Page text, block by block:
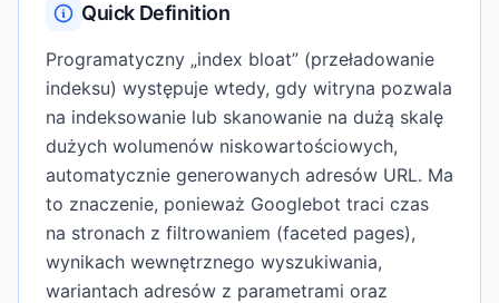
Quick Definition
Programatyczny „index bloat” (przeładowanie
indeksu) występuje wtedy, gdy witryna pozwala
na indeksowanie lub skanowanie na dużą skalę
dużych wolumenów niskowartościowych,
automatycznie generowanych adresów URL. Ma
to znaczenie, ponieważ Googlebot traci czas
na stronach z filtrowaniem (faceted pages),
wynikach wewnętrznego wyszukiwania,
wariantach adresów z parametrami oraz